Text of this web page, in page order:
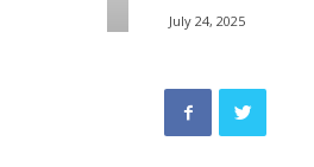
July 24, 2025